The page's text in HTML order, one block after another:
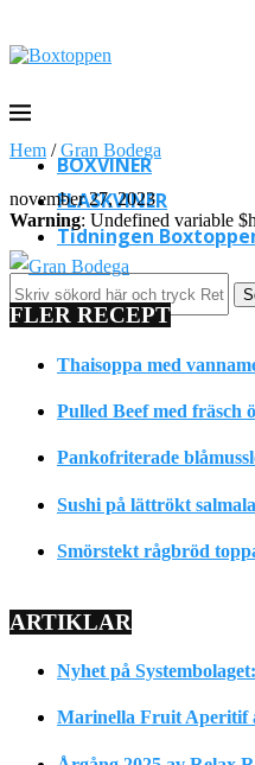
BOXVINER
FLASKVINER
Tidningen
Hem /Gran Bodega
november 27, 2023
Warning: Undefined variable
FLER RECEPT
Thaisoppa med
Pulled Beef med fräsch
Pankofriterade
Sushi på lättrökt
Smörstekt rågbröd
ARTIKLAR
Nyhet på
Marinella Fruit Aperitif